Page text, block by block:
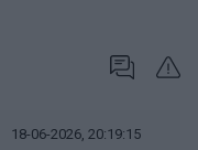
18-06-2026, 20:19:15